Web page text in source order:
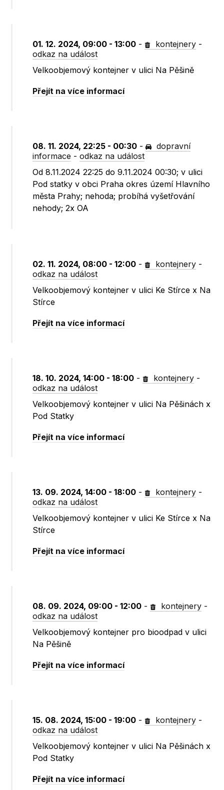
01. 12. 2024, 09:00 - 13:00 - kontejnery -
odkaz na událost
Velkoobjemový kontejner v ulici Na Pěšině
Přejít na více informací
08. 11. 2024, 22:25 - 00:30 -
dopravní
informace -odkaz na událost
Od 8.11.2024 22:25 do 9.11.2024 00:30; v ulici
Pod statky v obci Praha okres území Hlavního
města Prahy; nehoda; probíhá vyšetřování
nehody; 2x OA
02. 11. 2024, 08:00 - 12:00 - kontejnery -
odkaz na událost
Velkoobjemový kontejner v ulici Ke Stírce x Na
Stírce
Přejít na více informací
18. 10. 2024, 14:00 - 18:00 - kontejnery -
odkaz na událost
Velkoobjemový kontejner v ulici Na Pěšinách x
Pod Statky
Přejít na více informací
13. 09. 2024, 14:00 - 18:00 - kontejnery -
odkaz na událost
Velkoobjemový kontejner v ulici Ke Stírce x Na
Stírce
Přejít na více informací
08. 09. 2024, 09:00 - 12:00 - kontejnery -
odkaz na událost
Velkoobjemový kontejner pro bioodpad v ulici
Na Pěšině
Přejít na více informací
15. 08. 2024, 15:00 - 19:00 - kontejnery -
odkaz na událost
Velkoobjemový kontejner v ulici Na Pěšinách x
Pod Statky
Přejít na více informací